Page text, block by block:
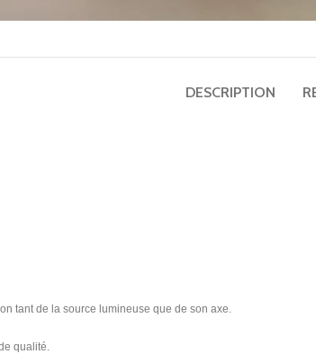
TV UHD 50″ hôtel
DESCRIPTION
tant de la source lumineuse que de son axe.
qualité.